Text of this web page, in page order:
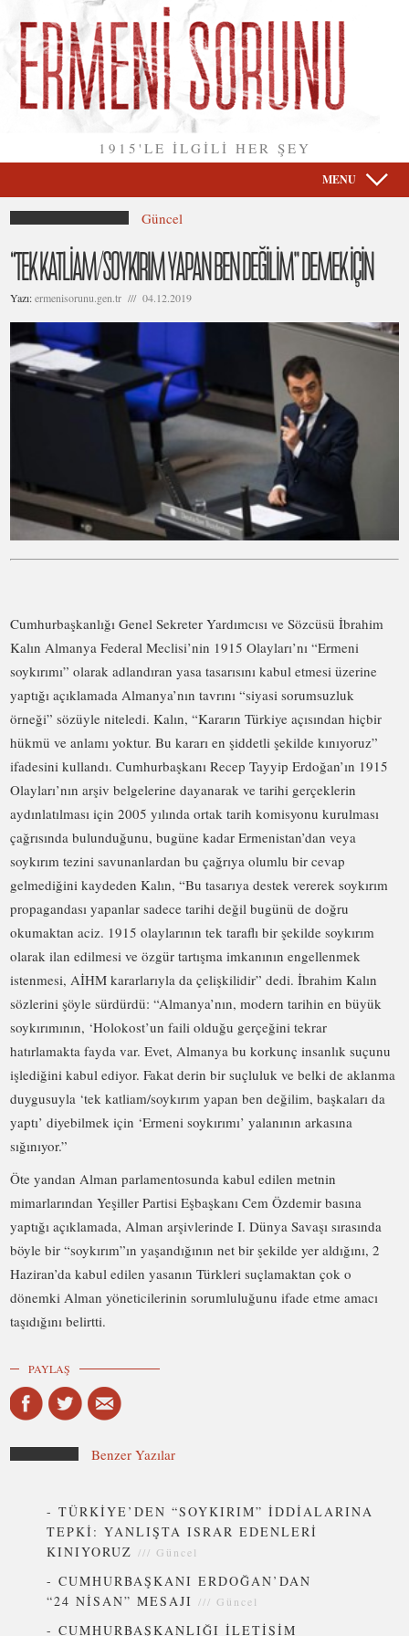
1915'LE İLGİLİ HER ŞEY
MENU
Güncel
“TEK KATLİAM/SOYKIRIM YAPAN BEN DEĞİLİM” DEMEK İÇİN
Yazı:ermenisorunu.gen.tr /// 04.12.2019
Cumhurbaşkanlığı Genel Sekreter Yardımcısı ve Sözcüsü İbrahim
Kalın Almanya Federal Meclisi’nin 1915 Olayları’nı “Ermeni
soykırımı” olarak adlandıran yasa tasarısını kabul etmesi üzerine
yaptığı açıklamada Almanya’nın tavrını “siyasi sorumsuzluk
örneği” sözüyle niteledi. Kalın, “Kararın Türkiye açısından hiçbir
hükmü ve anlamı yoktur. Bu kararı en şiddetli şekilde kınıyoruz”
ifadesini kullandı. Cumhurbaşkanı Recep Tayyip Erdoğan’ın 1915
Olayları’nın arşiv belgelerine dayanarak ve tarihi gerçeklerin
aydınlatılması için 2005 yılında ortak tarih komisyonu kurulması
çağrısında bulunduğunu, bugüne kadar Ermenistan’dan veya
soykırım tezini savunanlardan bu çağrıya olumlu bir cevap
gelmediğini kaydeden Kalın, “Bu tasarıya destek vererek soykırım
propagandası yapanlar sadece tarihi değil bugünü de doğru
okumaktan aciz. 1915 olaylarının tek taraflı bir şekilde soykırım
olarak ilan edilmesi ve özgür tartışma imkanının engellenmek
istenmesi, AİHM kararlarıyla da çelişkilidir” dedi. İbrahim Kalın
sözlerini şöyle sürdürdü: “Almanya’nın, modern tarihin en büyük
soykırımının, ‘Holokost’un faili olduğu gerçeğini tekrar
hatırlamakta fayda var. Evet, Almanya bu korkunç insanlık suçunu
işlediğini kabul ediyor. Fakat derin bir suçluluk ve belki de aklanma
duygusuyla ‘tek katliam/soykırım yapan ben değilim, başkaları da
yaptı’ diyebilmek için ‘Ermeni soykırımı’ yalanının arkasına
sığınıyor.”
Öte yandan Alman parlamentosunda kabul edilen metnin
mimarlarından Yeşiller Partisi Eşbaşkanı Cem Özdemir basına
yaptığı açıklamada, Alman arşivlerinde I. Dünya Savaşı sırasında
böyle bir “soykırım”ın yaşandığının net bir şekilde yer aldığını, 2
Haziran’da kabul edilen yasanın Türkleri suçlamaktan çok o
dönemki Alman yöneticilerinin sorumluluğunu ifade etme amacı
taşıdığını belirtti.
PAYLAŞ
Benzer Yazılar
-TÜRKİYE’DEN “SOYKIRIM” İDDİALARINA
TEPKİ: YANLIŞTA ISRAR EDENLERİ
KINIYORUZ ///Güncel
-CUMHURBAŞKANI ERDOĞAN’DAN
“24 NİSAN” MESAJI ///Güncel
-CUMHURBAŞKANLIĞI İLETİŞİM